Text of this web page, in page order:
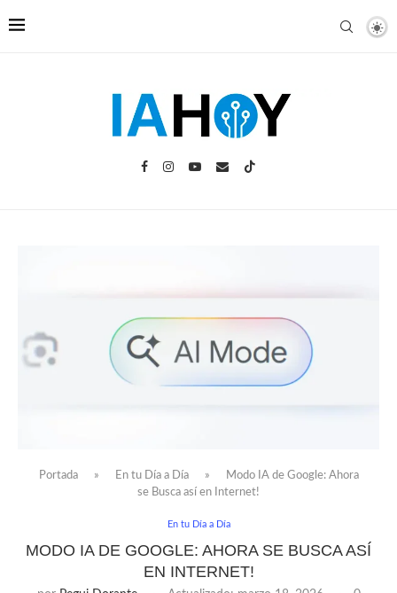
Portada » En tu Día a Día »
Modo IA de Google: Ahora
se Busca así en Internet!
En tu Día a Día
MODO IA DE GOOGLE: AHORA SE BUSCA ASÍ
EN INTERNET!